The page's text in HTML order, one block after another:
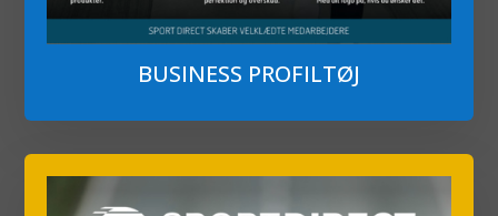
BUSINESS PROFILTØJ